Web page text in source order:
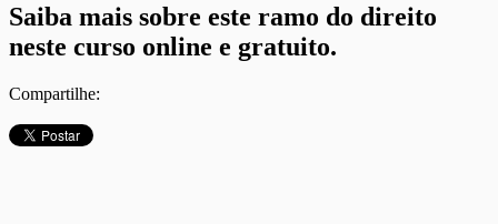
Saiba mais sobre este ramo do direito
neste curso online e gratuito.
Compartilhe: